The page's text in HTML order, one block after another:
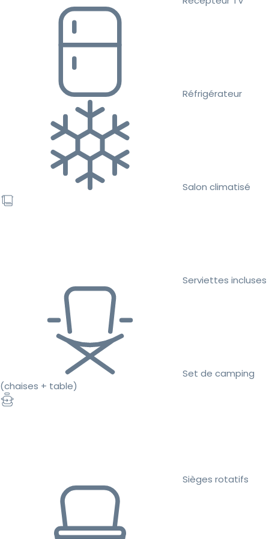
Réfrigérateur
Salon climatisé
Serviettes incluses
Set de camping
(chaises + table)
Sièges rotatifs